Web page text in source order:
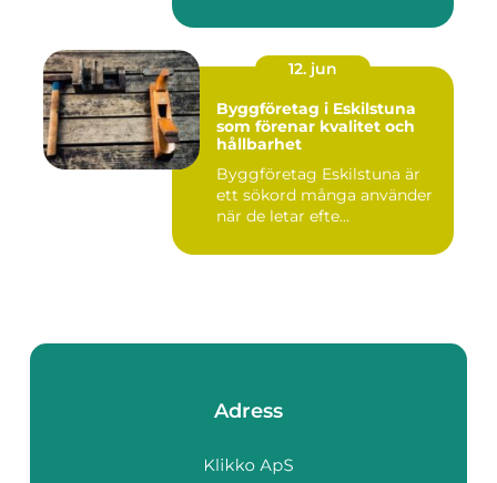
12. jun
Byggföretag i Eskilstuna
som förenar kvalitet och
hållbarhet
Byggföretag Eskilstuna är
ett sökord många använder
när de letar efte...
Adress